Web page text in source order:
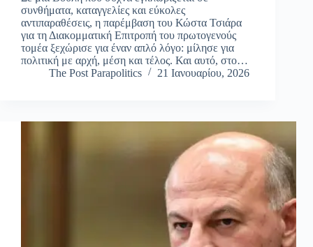
συνθήματα, καταγγελίες και εύκολες
αντιπαραθέσεις, η παρέμβαση του Κώστα Τσιάρα
για τη Διακομματική Επιτροπή του πρωτογενούς
τομέα ξεχώρισε για έναν απλό λόγο: μίλησε για
πολιτική με αρχή, μέση και τέλος. Και αυτό, στο…
The Post Parapolitics
21 Ιανουαρίου, 2026